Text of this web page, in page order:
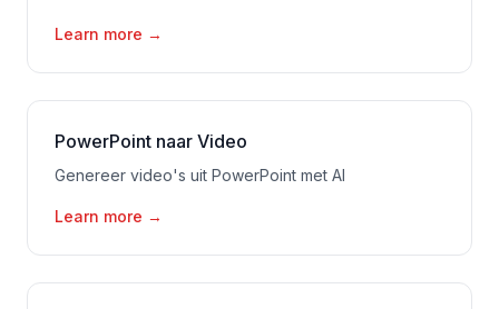
Learn more →
PowerPoint naar Video
Genereer video's uit PowerPoint met AI
Learn more →